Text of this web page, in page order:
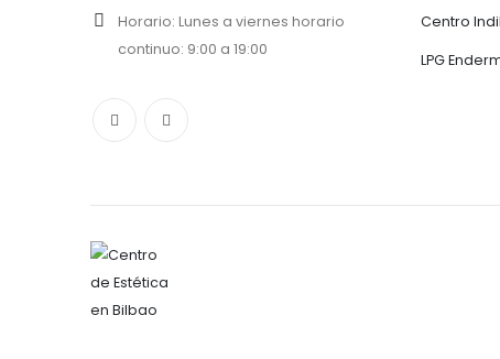
Horario: Lunes a viernes horario
continuo: 9:00 a 19:00
Centro
LPG